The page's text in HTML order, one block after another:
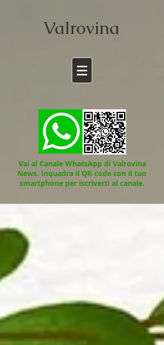
Valrovina
Vai al Canale WhatsApp di Valrovina
News. Inquadra il QR-code con il tuo
smartphone per iscriverti al canale.